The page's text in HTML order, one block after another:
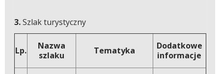
3.Szlak turystyczny
Lp.
Nazwa
szlaku
Tematyka
Dodatkowe
informacje